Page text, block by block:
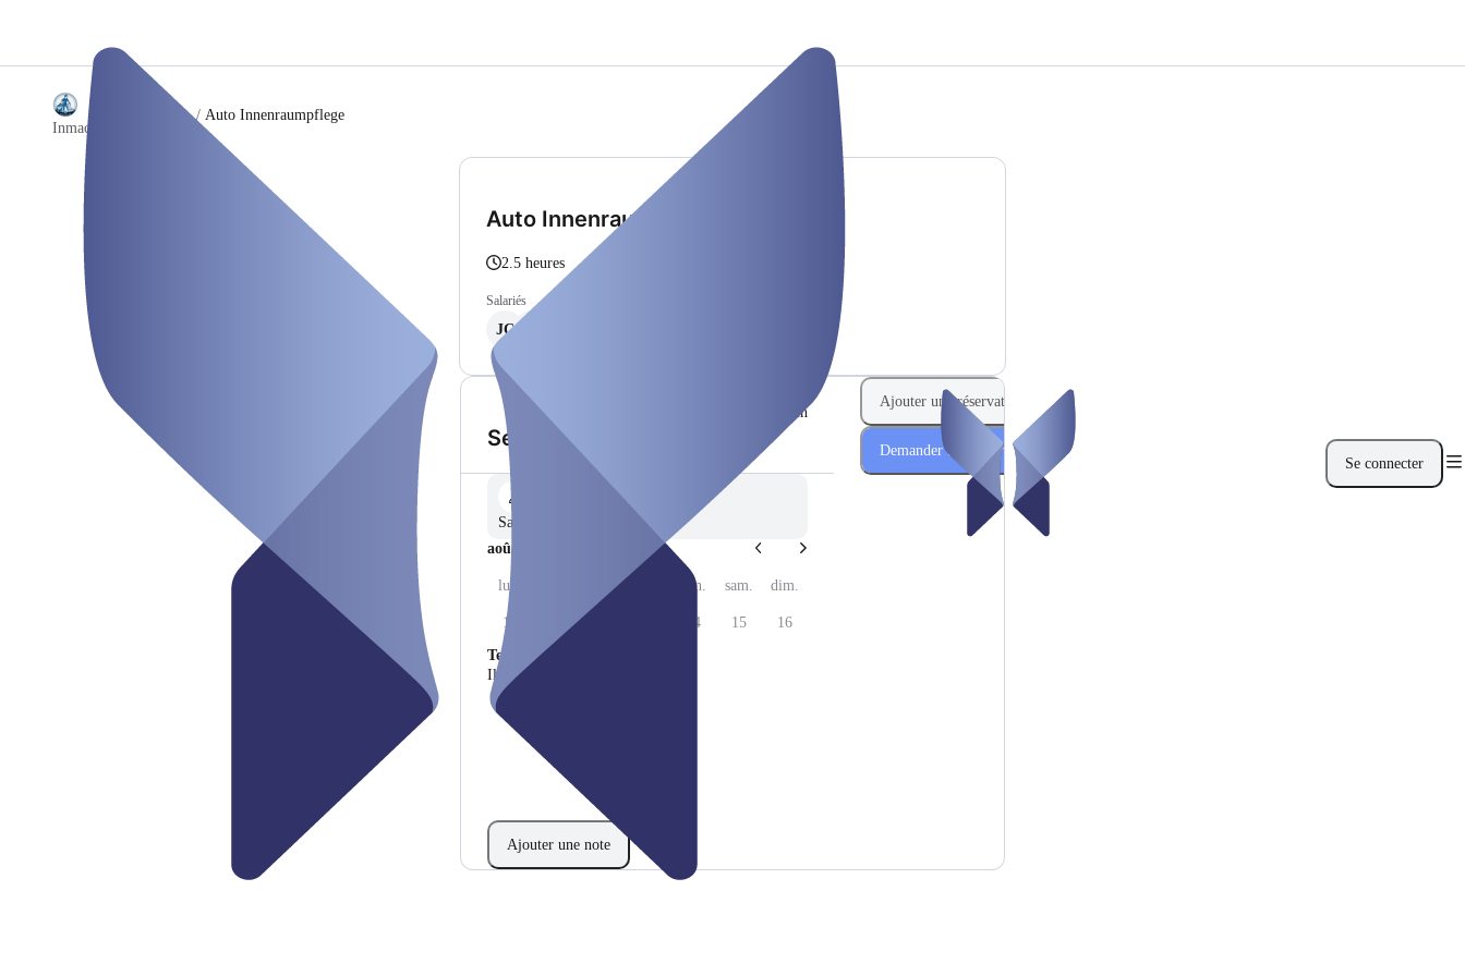
Se connecter
Inmaculado Reinigung
/ Auto Innenraumpflege
Auto Innenraumpflege
2.5 heures
Salariés
JC
Sélectionner la date (Étape 1 de 2)
Europe/Berlin
Sans préférence
août 2026
lun. mer. ven. sam. dim.
10 14 15
16
Temps
Il n'y a pas d'horaires disponibles.
Ajouter une note
Ajouter une réservation
Demander une réservation